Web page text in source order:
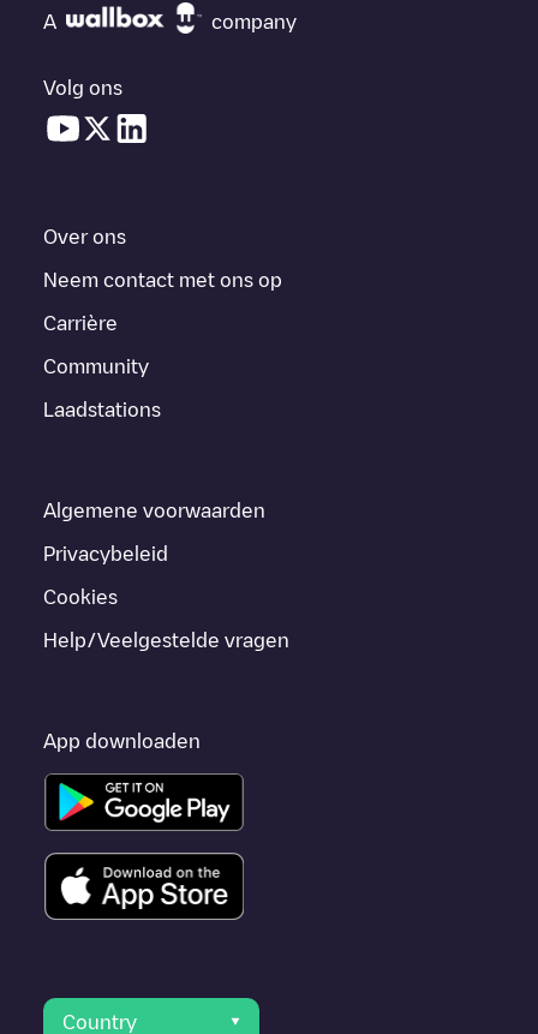
A company
Volg ons
Over ons
Neem contact met ons op
Carrière
Community
Laadstations
Algemene voorwaarden
Privacybeleid
Cookies
Help/Veelgestelde vragen
App downloaden
Country